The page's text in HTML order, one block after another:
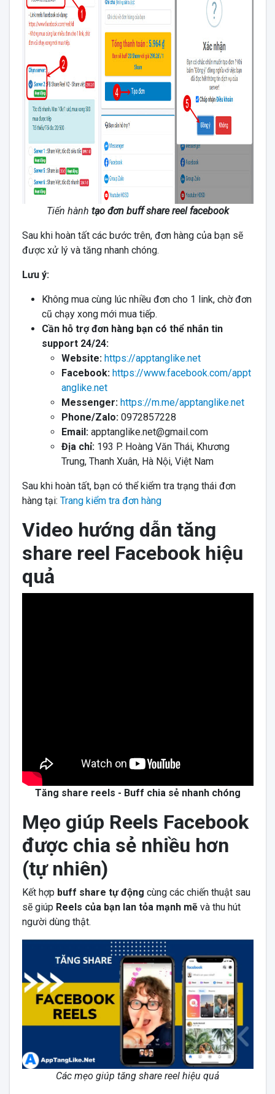
Tiến hành tạo đơn buff share reel facebook
Sau khi hoàn tất các bước trên, đơn hàng của bạn sẽ
được xử lý và tăng nhanh chóng.
Lưu ý:
Không mua cùng lúc nhiều đơn cho 1 link, chờ đơn
cũ chạy xong mới mua tiếp.
Cần hỗ trợ đơn hàng bạn có thể nhắn tin
support 24/24:
Website: https://apptanglike.net
Facebook: https://www.facebook.com/appt
anglike.net
Messenger: https://m.me/apptanglike.net
Phone/Zalo:0972857228
Email: apptanglike.net@gmail.com
Địa chỉ:193 P. Hoàng Văn Thái, Khương
Trung, Thanh Xuân, Hà Nội, Việt Nam
Sau khi hoàn tất, bạn có thể kiểm tra trạng thái đơn
hàng tại: Trang kiểm tra đơn hàng
Video hướng dẫn tăng
share reel Facebook hiệu
quả
Tăng share reels - Buff chia sẻ nhanh chóng
Mẹo giúp Reels Facebook
được chia sẻ nhiều hơn
(tự nhiên)
Kết hợp buff share tự động cùng các chiến thuật sau
sẽ giúp Reels của bạn lan tỏa mạnh mẽvà thu hút
người dùng thật.
Các mẹo giúp tăng share reel hiệu quả